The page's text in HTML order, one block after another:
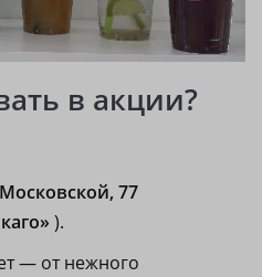
в акции?
Московской, 77
).
— от нежного